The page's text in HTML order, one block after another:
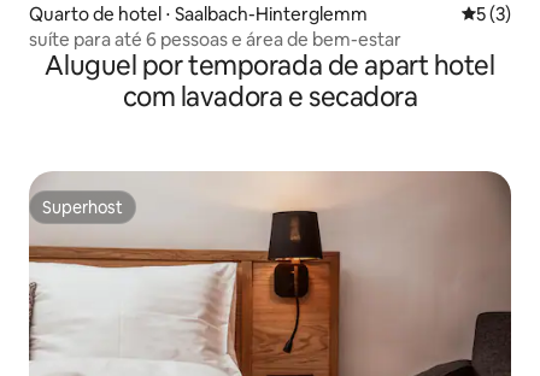
Quarto de hotel ⋅ Saalbach-Hinterglemm 5 de
5 (3)
suíte para até 6 pessoas e área de bem-estar
Aluguel por temporada de apart hotel
com lavadora e secadora
Superhost
Superhost